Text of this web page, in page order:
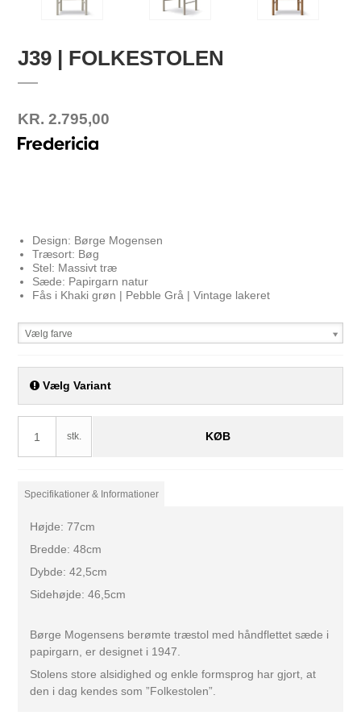
J39 | FOLKESTOLEN
KR. 2.795,00
Design: Børge Mogensen
Træsort: Bøg
Stel: Massivt træ
Sæde: Papirgarn natur
Fås i Khaki grøn | Pebble Grå | Vintage lakeret
Vælg farve
Vælg Variant
stk. KØB
Specifikationer & Informationer
Højde: 77cm
Bredde: 48cm
Dybde: 42,5cm
Sidehøjde: 46,5cm
Børge Mogensens berømte træstol med håndflettet sæde i
papirgarn, er designet i 1947.
Stolens store alsidighed og enkle formsprog har gjort, at
den i dag kendes som ”Folkestolen”.